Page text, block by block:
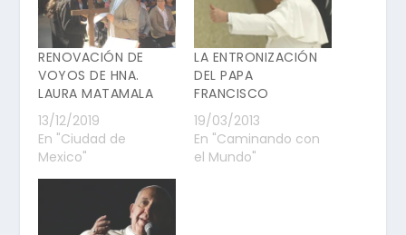
RENOVACIÓN DE
VOYOS DE HNA.
LAURA MATAMALA
13/12/2019
En "Ciudad de
Mexico"
LA ENTRONIZACIÓN
DEL PAPA
FRANCISCO
19/03/2013
En "Caminando con
el Mundo"